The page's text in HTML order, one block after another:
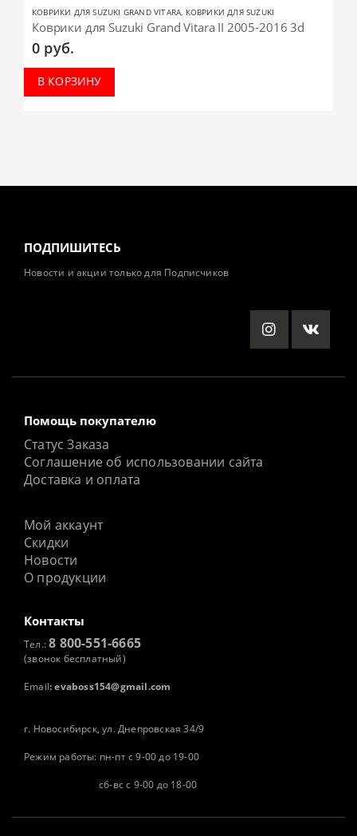
КОВРИКИ ДЛЯ SUZUKI GRAND VITARA, КОВРИКИ ДЛЯ SUZUKI
Коврики для Suzuki Grand Vitara II 2005-2016 3d
0 руб.
В КОРЗИНУ
ПОДПИШИТЕСЬ
Новости и акции только для Подписчиков
Помощь покупателю
Статус Заказа
Соглашение об использовании сайта
Доставка и оплата
Мой аккаунт
Скидки
Новости
О продукции
Контакты
Тел.:8 800-551-6665
(звонок бесплатный)
Email: evaboss154@gmail.com
г. Новосибирск, ул. Днепровская 34/9
Режим работы: пн-пт с 9-00 до 19-00
сб-вс с 9-00 до 18-00